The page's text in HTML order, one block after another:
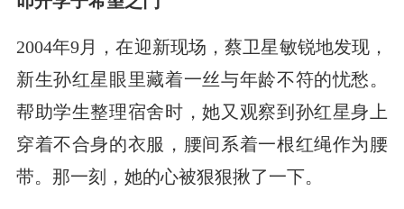
2004年9月，在迎新现场，蔡卫星敏锐地发现，
新生孙红星眼里藏着一丝与年龄不符的忧愁。
帮助学生整理宿舍时，她又观察到孙红星身上
穿着不合身的衣服，腰间系着一根红绳作为腰
带。那一刻，她的心被狠狠揪了一下。